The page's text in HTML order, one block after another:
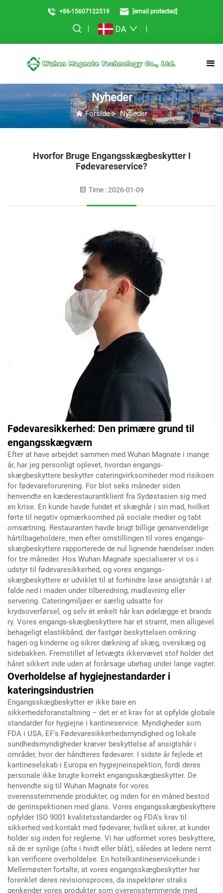
+86-15607122519 [email protected]
DA
Nyheder
Forside>Nyheder
Hvorfor Bruge Engangsskægbeskytter I
Fødevareservice?
Time : 2026-01-09
Fødevaresikkerhed: Den primære grund til
engangsskægværn
Efter at have arbejdet sammen med Wuhan Magnate i mange
år, har jeg personligt oplevet, hvordan engangs-
skægbeskyttere beskytter cateringvirksomheder mod risikoen
for fødevareforurening. For blot seks måneder siden
henvendte en kæderestaurantklient fra Sydøstasien sig med
en krise. En kunde havde fundet et skæghår i sin mad, hvilket
førte til negativ opmærksomhed på sociale medier og tabt
omsætning. Restauranten havde brugt billige genanvendelige
hårtilbageholdere, men efter omstillingen til vores engangs-
skægbeskyttere rapporterede de nul lignende hændelser inden
for tre måneder. Hos Wuhan Magnate specialiserer vi os i
udstyr til fødevaresikkerhed, og vores engangs-
skægbeskyttere er udviklet til at forhindre løse ansigtshår i at
falde ned i maden under tilberedning, madlavning eller
servering. Cateringmiljøer er særlig udsatte for
krydsoverførsel, og selv ét enkelt hår kan ødelægge et brands
ry. Vores engangs-skægbeskyttere har et stramt, men alligevel
behageligt elastikbånd, der fastgør beskyttelsen omkring
hagen og kinderne og sikrer dækning af skæg, overskæg og
sidebakken. Fremstillet af letvægts ikkervævet stof holder det
håret sikkert inde uden at forårsage ubehag under lange vagter.
Overholdelse af hygiejnestandarder i
kateringsindustrien
Engangsskægbeskytter er ikke bare en
sikkerhedsforanstaltning – det er et krav for at opfylde globale
standarder for hygiejne i kantineservice. Myndigheder som
FDA i USA, EF's Fødevaresikkerhedsmyndighed og lokale
sundhedsmyndigheder kræver beskyttelse af ansigtshår i
områder, hvor der håndteres fødevarer. I sidste år fejlede et
kantineselskab i Europa en hygiejneinspektion, fordi deres
personale ikke brugte korrekt engangsskægbeskytter. De
henvendte sig til Wuhan Magnate for vores
overensstemmende produkter, og inden for en måned bestod
de geninspektionen med glans. Vores engangsskægbeskyttere
opfylder ISO 9001 kvalitetsstandarder og FDA's krav til
sikkerhed ved kontakt med fødevarer, hvilket sikrer, at kunder
holder sig inden for reglerne. Vi har udformet vores beskyttere,
så de er synlige (ofte i hvidt eller blåt), således at ledere nemt
kan verificere overholdelse. En hotelkantineservicekunde i
Mellemøsten fortalte, at vores engangsskægbeskytter har
forenklet deres revisionsproces, da inspektører straks
genkender vores produkter som overensstemmende med